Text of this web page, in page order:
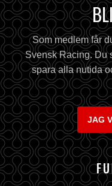
Som medlem får
Svensk Racing. Du
spara alla nutida
JAG